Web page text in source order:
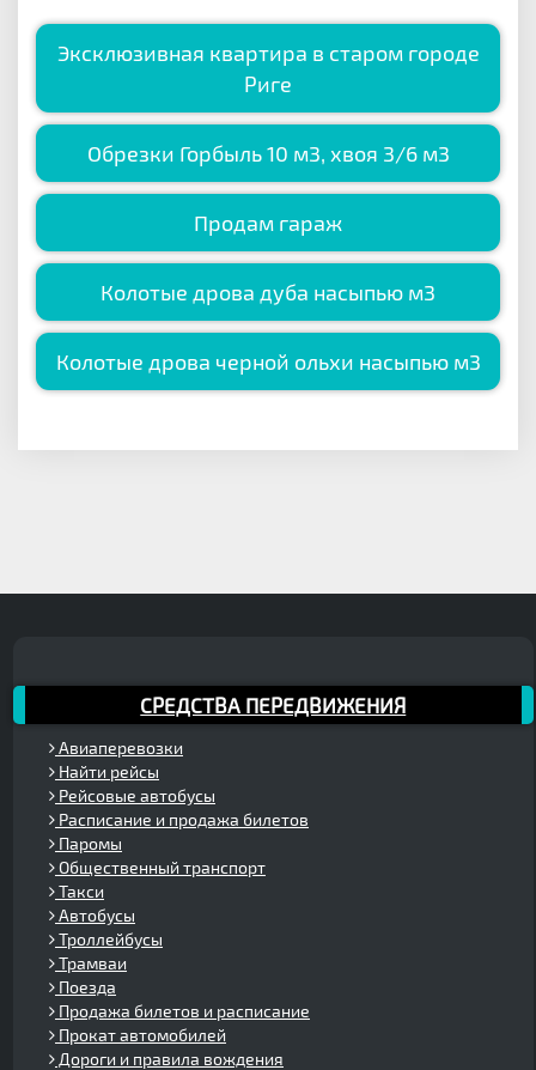
Эксклюзивная квартира в старом городе
Риге
Обрезки Горбыль 10 м3, хвоя 3/6 м3
Продам гараж
Колотые дрова дуба насыпью м3
Колотые дрова черной ольхи насыпью м3
СРЕДСТВА ПЕРЕДВИЖЕНИЯ
Авиаперевозки
Найти рейсы
Рейсовые автобусы
Расписание и продажа билетов
Паромы
Общественный транспорт
Такси
Автобусы
Троллейбусы
Трамваи
Поезда
Продажа билетов и расписание
Прокат автомобилей
Дороги и правила вождения